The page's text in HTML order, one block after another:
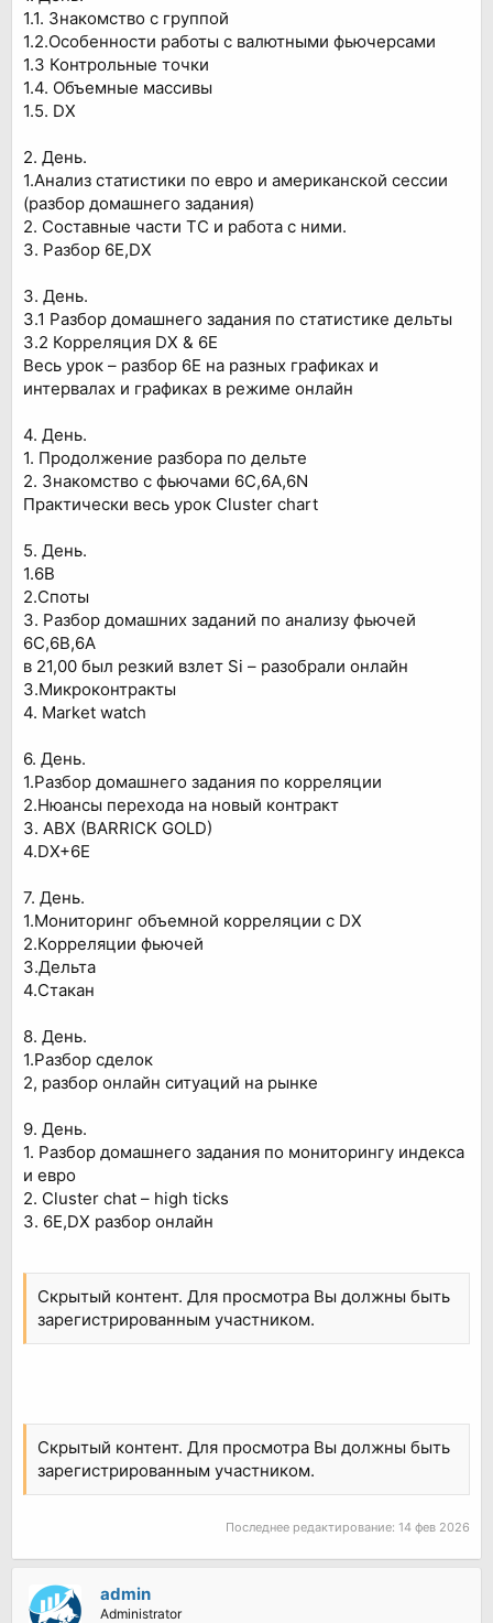
1.1. Знакомство с группой
1.2.Особенности работы с валютными фьючерсами
1.3 Контрольные точки
1.4. Объемные массивы
1.5. DX
2. День.
1.Анализ статистики по евро и американской сессии
(разбор домашнего задания)
2. Составные части ТС и работа с ними.
3. Разбор 6E,DX
3. День.
3.1 Разбор домашнего задания по статистике дельты
3.2 Корреляция DX & 6E
Весь урок – разбор 6E на разных графиках и
интервалах и графиках в режиме онлайн
4. День.
1. Продолжение разбора по дельте
2. Знакомство с фьючами 6С,6A,6N
Практически весь урок Cluster chart
5. День.
1.6B
2.Споты
3. Разбор домашних заданий по анализу фьючей
6С,6B,6A
в 21,00 был резкий взлет Si – разобрали онлайн
3.Микроконтракты
4. Market watch
6. День.
1.Разбор домашнего задания по корреляции
2.Нюансы перехода на новый контракт
3. ABX (BARRICK GOLD)
4.DX+6E
7. День.
1.Мониторинг объемной корреляции с DX
2.Корреляции фьючей
3.Дельта
4.Стакан
8. День.
1.Разбор сделок
2, разбор онлайн ситуаций на рынке
9. День.
1. Разбор домашнего задания по мониторингу индекса
и евро
2. Cluster chat – high ticks
3. 6E,DX разбор онлайн
Скрытый контент. Для просмотра Вы должны быть
зарегистрированным участником.
Скрытый контент. Для просмотра Вы должны быть
зарегистрированным участником.
Последнее редактирование: 14 фев 2026
admin
Administrator